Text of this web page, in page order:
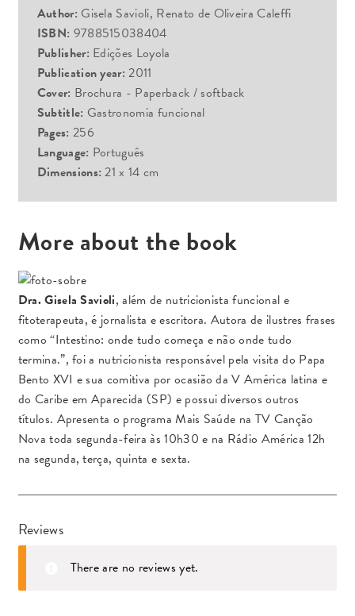
Author: Gisela Savioli, Renato de Oliveira Caleffi
ISBN: 9788515038404
Publisher: Edições Loyola
Publication year:2011
Cover: Brochura - Paperback / softback
Subtitle: Gastronomia funcional
Pages: 256
Language: Português
Dimensions:21 x 14 cm
More about the book
Dra. Gisela Savioli, além de nutricionista funcional e
fitoterapeuta, é jornalista e escritora. Autora de ilustres frases
como “Intestino: onde tudo começa e não onde tudo
termina.”, foi a nutricionista responsável pela visita do Papa
Bento XVI e sua comitiva por ocasião da V América latina e
do Caribe em Aparecida (SP) e possui diversos outros
títulos. Apresenta o programa Mais Saúde na TV Canção
Nova toda segunda-feira às 10h30 e na Rádio América 12h
na segunda, terça, quinta e sexta.
Reviews
There are no reviews yet.